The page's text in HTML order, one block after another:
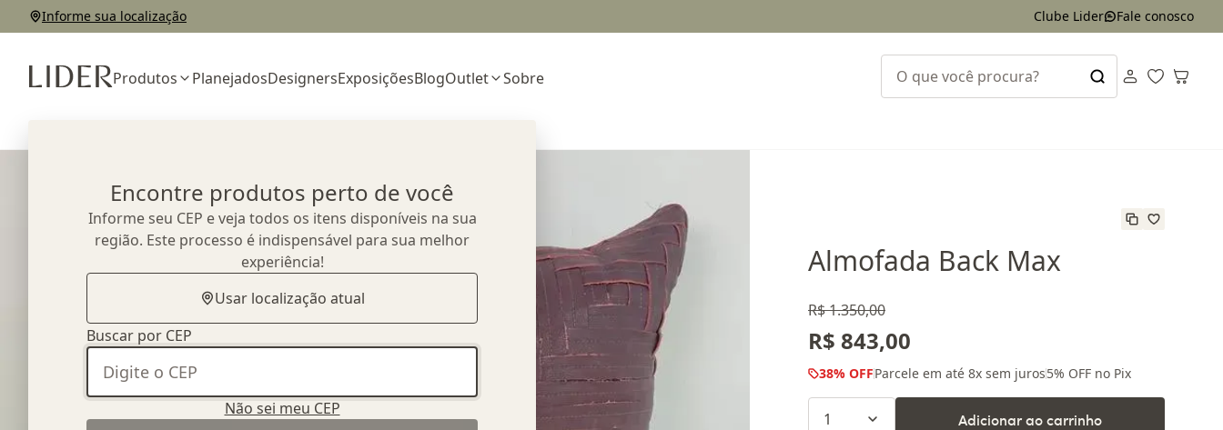
Informe sua localização Clube Lider Fale conosco
Produtos PlanejadosDesignersExposiçõesBlogOutlet Sobre
Encontre produtos perto de você
Informe seu CEP e veja todos os itens disponíveis na sua
região. Este processo é indispensável para sua melhor
experiência!
Usar localização atual
Buscar por CEP
Não sei meu CEP
Almofada Back Max
R$ 1.350,00
R$ 843,00
38% OFFParcele em até 8x sem juros5% OFF no Pix
1 Adicionar ao carrinho